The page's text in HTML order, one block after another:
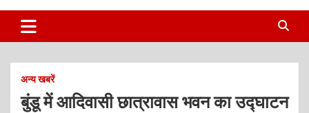
अन्य खबरें
बुंडू में आदिवासी छात्रावास भवन का उद्घाटन